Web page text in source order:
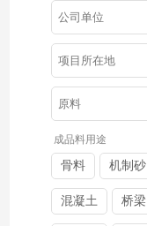
成品料用途
骨料 机制砂
混凝土 桥梁